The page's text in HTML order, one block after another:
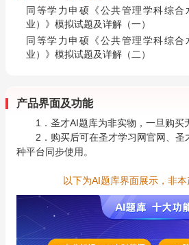
同等学力申硕《公共管理学科综合
业）》模拟试题及详解（一）
同等学力申硕《公共管理学科综合
业）》模拟试题及详解（二）
产品界面及功能
1．圣才AI题库为非实物，一旦购买
2．购买后可在圣才学习网官网、圣
种平台同步使用。
以下为AI题库界面展示，非本